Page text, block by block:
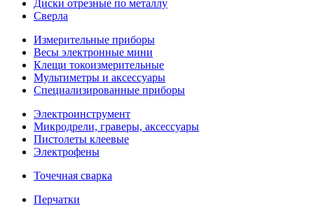
Диски отрезные по металлу
Сверла
Измерительные приборы
Весы электронные мини
Клещи токоизмерительные
Мультиметры и аксессуары
Специализированные приборы
Электроинструмент
Микродрели, граверы, аксессуары
Пистолеты клеевые
Электрофены
Точечная сварка
Перчатки